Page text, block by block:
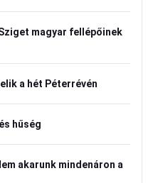
magyar fellépőinek
a hét Péterrévén
hűség
akarunk mindenáron a